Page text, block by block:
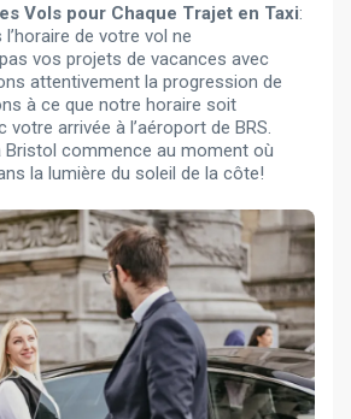
Vols pour Chaque Trajet en Taxi:
de votre vol ne
vos projets de vacances avec
attentivement la progression de
à ce que notre horaire soit
votre arrivée à l’aéroport de BRS.
Bristol commence au moment où
la lumière du soleil de la côte!